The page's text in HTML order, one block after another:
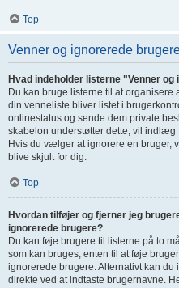
Top
Venner og ignorerede
Hvad indeholder listerne "Venner
Du kan bruge listerne til at
din venneliste bliver listet i
onlinestatus og sende dem private
skabelon understøtter dette, vil
Hvis du vælger at ignorere en bruger,
blive skjult for dig.
Top
Hvordan tilføjer og fjerner jeg
ignorerede brugere?
Du kan føje brugere til listerne på to
som kan bruges, enten til at føje
ignorerede brugere. Alternativt kan
direkte ved at indtaste brugernavne.